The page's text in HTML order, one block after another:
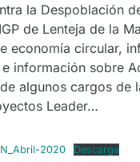
la Despoblación
de Lenteja de la
economía circular,
información sobre
algunos cargos de
Leader…
2020 Descarga